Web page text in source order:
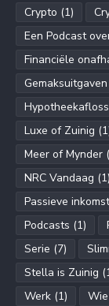
Crypto (1)
Een Podcast
Financiële
Gemaksuitgaven
Luxe of Zuinig
Meer of Mynder
NRC Vandaag (1)
Passieve
Podcasts (1)
Serie (7)
Stella is Zuinig
Werk (1)